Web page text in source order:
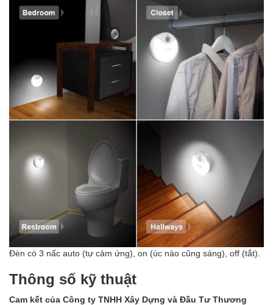
Đèn có 3 nấc auto (tự cảm ứng), on (úc nào cũng sáng), off (tắt).
Thông số kỹ thuật
Cam kết của Công ty TNHH Xây Dựng và Đầu Tư Thương